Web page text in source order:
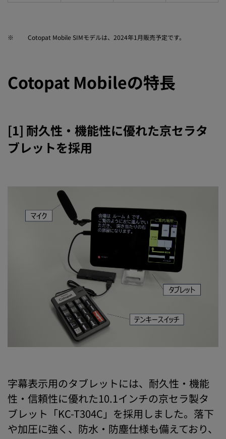
※ Cotopat Mobile SIMモデルは、2024年1月販売予定です。
Cotopat Mobileの特長
[1] 耐久性・機能性に優れた京セラタ
ブレットを採用
字幕表示用のタブレットには、耐久性・機能
性・信頼性に優れた10.1インチの京セラ製タ
ブレット「KC-T304C」を採用しました。落下
や加圧に強く、防水・防塵仕様も備えており、